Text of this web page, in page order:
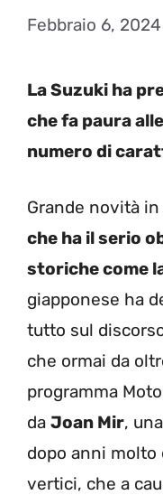
Febbraio 6, 2024
La Suzuki ha
che fa paura
numero di
Grande novità
che ha il serio
storiche come
giapponese ha
tutto sul
che ormai da
programma
da Joan Mir,
dopo anni molto
vertici, che a